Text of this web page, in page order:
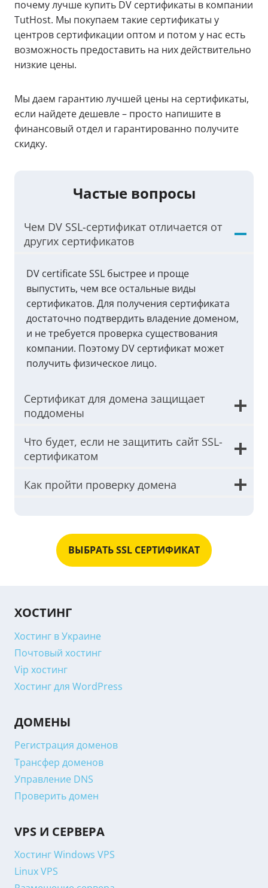
почему лучше купить DV сертификаты в компании
TutHost. Мы покупаем такие сертификаты у
центров сертификации оптом и потом у нас есть
возможность предоставить на них действительно
низкие цены.
Мы даем гарантию лучшей цены на сертификаты,
если найдете дешевле – просто напишите в
финансовый отдел и гарантированно получите
скидку.
Частые вопросы
Чем DV SSL-сертификат отличается от
других сертификатов
DV certificate SSL быстрее и проще
выпустить, чем все остальные виды
сертификатов. Для получения сертификата
достаточно подтвердить владение доменом,
и не требуется проверка существования
компании. Поэтому DV сертификат может
получить физическое лицо.
Сертификат для домена защищает
поддомены
Что будет, если не защитить сайт SSL-
сертификатом
Как пройти проверку домена
ВЫБРАТЬ SSL СЕРТИФИКАТ
ХОСТИНГ
Хостинг в Украине
Почтовый хостинг
Vip хостинг
Хостинг для WordPress
ДОМЕНЫ
Регистрация доменов
Трансфер доменов
Управление DNS
Проверить домен
VPS И СЕРВЕРА
Хостинг Windows VPS
Linux VPS